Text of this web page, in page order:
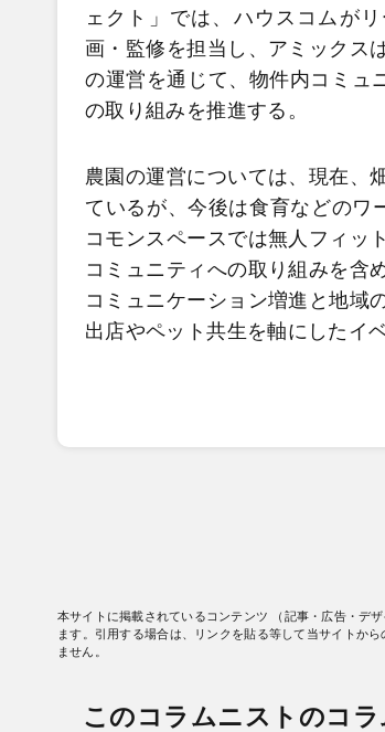
ェクト」では、ハウスコムが
画・監修を担当し、アミックス
の運営を通じて、物件内コミュ
の取り組みを推進する。
農園の運営については、現在、
ているが、今後は食育などのワ
コモンスペースでは無人フィッ
コミュニティへの取り組みを含
コミュニケーション増進と地域
出店やペット共生を軸にしたイ
本サイトに掲載されているコンテンツ （記事・広告・デ
ます。引用する場合は、リンクを貼る等して当サイトか
ません。
このコラムニストのコラ